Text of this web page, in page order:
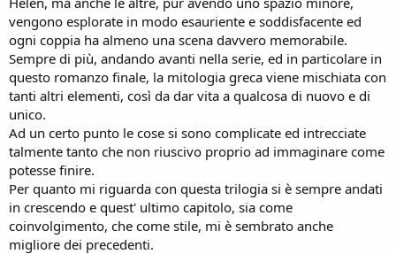
vengono esplorate in modo esauriente e soddisfacente ed
ogni coppia ha almeno una scena davvero memorabile.
Sempre di più, andando avanti nella serie, ed in particolare in
questo romanzo finale, la mitologia greca viene mischiata con
tanti altri elementi, così da dar vita a qualcosa di nuovo e di
unico.
Ad un certo punto le cose si sono complicate ed intrecciate
talmente tanto che non riuscivo proprio ad immaginare come
potesse finire.
Per quanto mi riguarda con questa trilogia si è sempre andati
in crescendo e quest' ultimo capitolo, sia come
coinvolgimento, che come stile, mi è sembrato anche
migliore dei precedenti.